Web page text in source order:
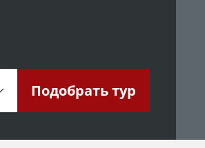
Подобратьтур